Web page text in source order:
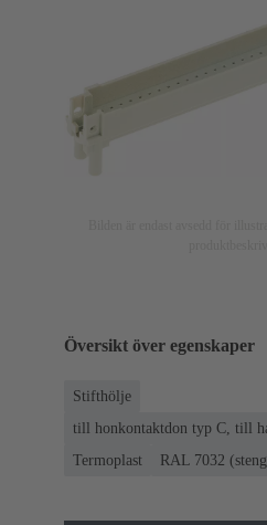
Översikt över egenskaper
Stifthölje
till honkontaktdon typ C, till
Termoplast
RAL 7032